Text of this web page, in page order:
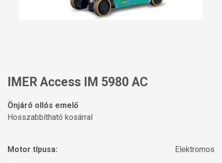
IMER Access IM 5980 AC
Önjáró ollós emelő
Hosszabbítható kosárral
Motor típusa:
Elektromos